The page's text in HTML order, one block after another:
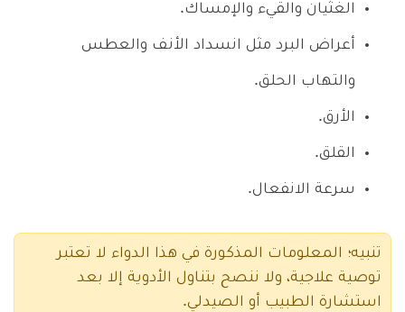
الغثيان والقيء والإمساك.
أعراض البرد مثل انسداد الأنف والعطس
والتهاب الحلق.
الأرق.
القلق.
سرعة الانفعال.
تنبيه؛ المعلومات المذكورة في هذا الدواء لا تعتبر
توصية علاجية، ولا ننصح بتناول الأدوية إلا بعد
استشارة الطبيب أو الصيدلي.